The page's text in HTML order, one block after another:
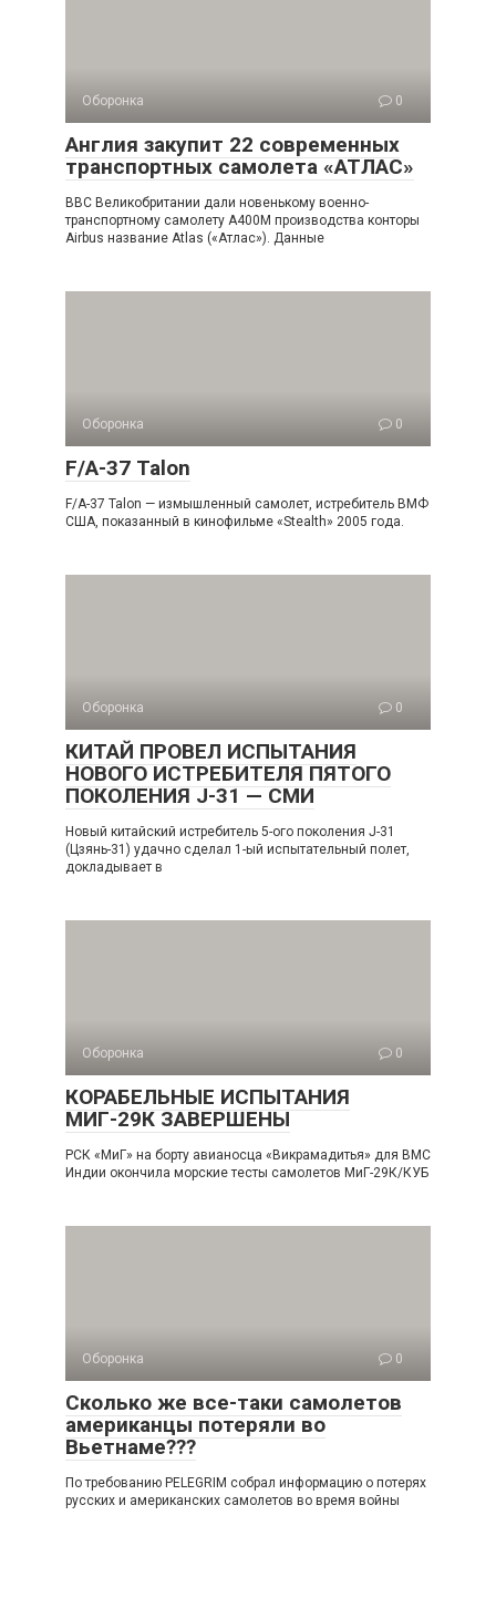
Оборонка 0
Англия закупит 22 современных
транспортных самолета «АТЛАС»
ВВС Великобритании дали новенькому военно-
транспортному самолету А400М производства конторы
Airbus название Atlas («Атлас»). Данные
Оборонка 0
F/A-37 Talon
F/A-37 Talon — измышленный самолет, истребитель ВМФ
США, показанный в кинофильме «Stealth» 2005 года.
Оборонка 0
КИТАЙ ПРОВЕЛ ИСПЫТАНИЯ
НОВОГО ИСТРЕБИТЕЛЯ ПЯТОГО
ПОКОЛЕНИЯ J-31 — СМИ
Новый китайский истребитель 5-ого поколения J-31
(Цзянь-31) удачно сделал 1-ый испытательный полет,
докладывает в
Оборонка 0
КОРАБЕЛЬНЫЕ ИСПЫТАНИЯ
МИГ-29К ЗАВЕРШЕНЫ
РСК «МиГ» на борту авианосца «Викрамадитья» для ВМС
Индии окончила морские тесты самолетов МиГ-29К/КУБ
Оборонка 0
Сколько же все-таки самолетов
американцы потеряли во
Вьетнаме???
По требованию PELEGRIM собрал информацию о потерях
русских и американских самолетов во время войны